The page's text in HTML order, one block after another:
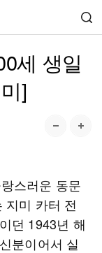
세 생일
]
스러운 동문
지미 카터 전
던 1943년 해
분이어서 실